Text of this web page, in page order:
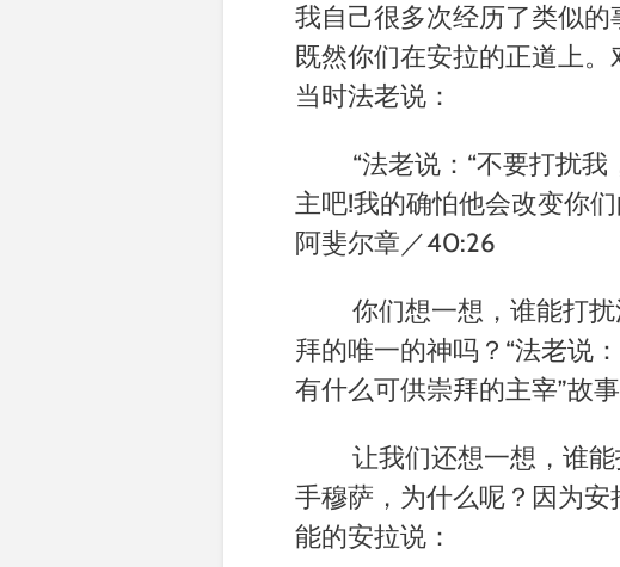
我自己很多次经历了类似的
既然你们在安拉的正道上
当时法老说：
“法老说： “不要打扰我
主吧!我的确怕他会改变你
阿斐尔章／40:26
你们想一想，谁能打
拜的唯一的神吗？“法老说：
有什么可供崇拜的主宰”故
让我们还想一想，谁
手穆萨，为什么呢？因为
能的安拉说：